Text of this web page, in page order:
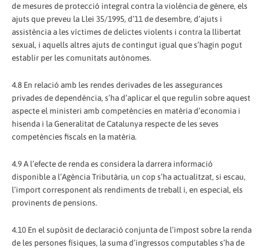
de mesures de protecció integral contra la violència de gènere, els
ajuts que preveu la Llei 35/1995, d’11 de desembre, d’ajuts i
assistència a les víctimes de delictes violents i contra la llibertat
sexual, i aquells altres ajuts de contingut igual que s’hagin pogut
establir per les comunitats autònomes.
4.8 En relació amb les rendes derivades de les assegurances
privades de dependència, s’ha d’aplicar el que regulin sobre aquest
aspecte el ministeri amb competències en matèria d’economia i
hisenda i la Generalitat de Catalunya respecte de les seves
competències fiscals en la matèria.
4.9 A l’efecte de renda es considera la darrera informació
disponible a l’Agència Tributària, un cop s’ha actualitzat, si escau,
l’import corresponent als rendiments de treball i, en especial, els
provinents de pensions.
4.10 En el supòsit de declaració conjunta de l’impost sobre la renda
de les persones físiques, la suma d’ingressos computables s’ha de